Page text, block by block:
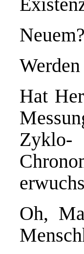
Neuem?
Hat
Oh,